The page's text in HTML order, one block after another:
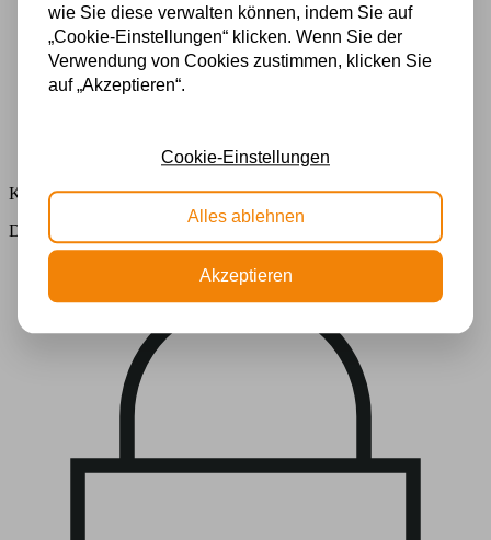
Kostenlose Lichtquellen
Die Bestellung umfasst die Lichtquelle
wie Sie diese verwalten können, indem Sie auf
„Cookie-Einstellungen“ klicken. Wenn Sie der
Verwendung von Cookies zustimmen, klicken Sie
auf „Akzeptieren“.
Cookie-Einstellungen
Alles ablehnen
Akzeptieren